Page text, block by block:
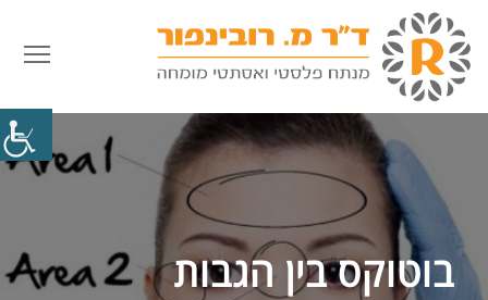
בוטוקס בין הגבות